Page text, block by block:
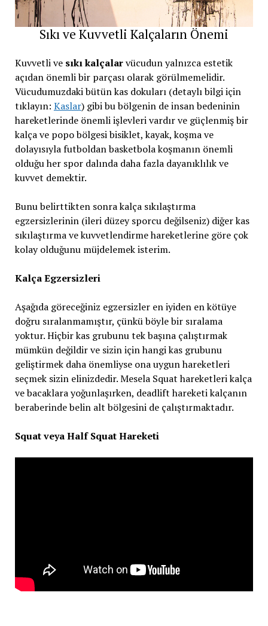
Sıkı ve Kuvvetli Kalçaların Önemi
Kuvvetli ve sıkı kalçalarvücudun yalnızca estetik
açıdan önemli bir parçası olarak görülmemelidir.
Vücudumuzdaki bütün kas dokuları (detaylı bilgi için
tıklayın: Kaslar) gibi bu bölgenin de insan bedeninin
hareketlerinde önemli işlevleri vardır ve güçlenmiş bir
kalça ve popo bölgesi bisiklet, kayak, koşma ve
dolayısıyla futboldan basketbola koşmanın önemli
olduğu her spor dalında daha fazla dayanıklılık ve
kuvvet demektir.
Bunu belirttikten sonra kalça sıkılaştırma
egzersizlerinin (ileri düzey sporcu değilseniz) diğer kas
sıkılaştırma ve kuvvetlendirme hareketlerine göre çok
kolay olduğunu müjdelemek isterim.
Kalça Egzersizleri
Aşağıda göreceğiniz egzersizler en iyiden en kötüye
doğru sıralanmamıştır, çünkü böyle bir sıralama
yoktur. Hiçbir kas grubunu tek başına çalıştırmak
mümkün değildir ve sizin için hangi kas grubunu
geliştirmek daha önemliyse ona uygun hareketleri
seçmek sizin elinizdedir. Mesela Squat hareketleri kalça
ve bacaklara yoğunlaşırken, deadlift hareketi kalçanın
beraberinde belin alt bölgesini de çalıştırmaktadır.
Squat veya Half Squat Hareketi